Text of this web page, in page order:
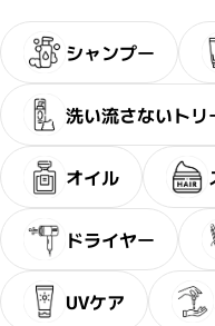
シャンプー
洗い流さないトリ
オイル
ドライヤー
UVケア